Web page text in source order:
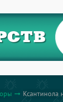
arrow_right_alt